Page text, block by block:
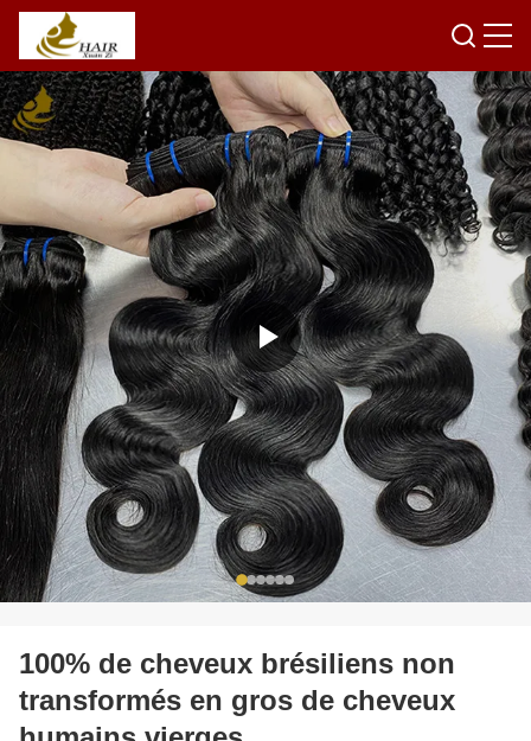
100% de cheveux brésiliens non
transformés en gros de cheveux